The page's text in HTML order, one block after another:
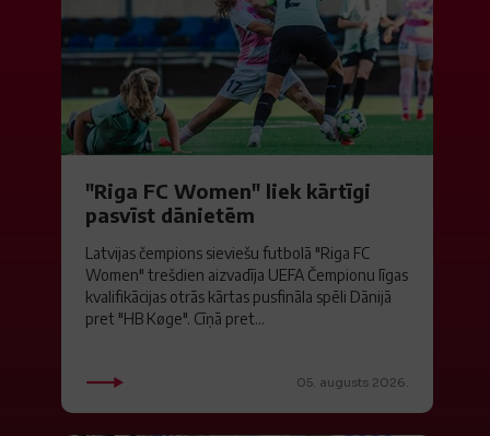
"Riga FC Women" liek kārtīgi
pasvīst dānietēm
Latvijas čempions sieviešu futbolā "Riga FC
Women" trešdien aizvadīja UEFA Čempionu līgas
kvalifikācijas otrās kārtas pusfināla spēli Dānijā
pret "HB Køge". Cīņā pret...
05. augusts 2026.